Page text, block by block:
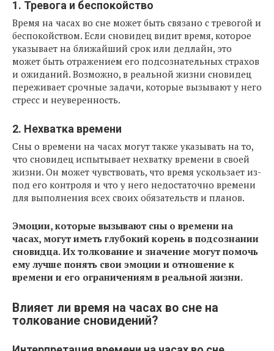
1. Тревога и беспокойство
Время на часах во сне может быть связано с тревогой и
беспокойством. Если сновидец видит время, которое
указывает на ближайший срок или дедлайн, это
может быть отражением его подсознательных страхов
и ожиданий. Возможно, в реальной жизни сновидец
переживает срочные задачи, которые вызывают у него
стресс и неуверенность.
2. Нехватка времени
Сны о времени на часах могут также указывать на то,
что сновидец испытывает нехватку времени в своей
жизни. Он может чувствовать, что время ускользает из-
под его контроля и что у него недостаточно времени
для выполнения всех своих обязательств и планов.
Эмоции, которые вызывают сны о времени на
часах, могут иметь глубокий корень в подсознании
сновидца. Их толкование и значение могут помочь
ему лучше понять свои эмоции и отношение к
времени и его ограничениям в реальной жизни.
Влияет ли время на часах во сне на
толкование сновидений?